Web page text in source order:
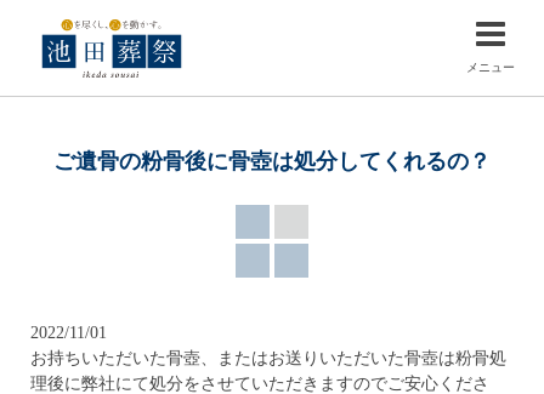
メニュー
ご遺骨の粉骨後に骨壺は処分してくれるの？
2022/11/01
お持ちいただいた骨壺、またはお送りいただいた骨壺は粉骨処
理後に弊社にて処分をさせていただきますのでご安心くださ